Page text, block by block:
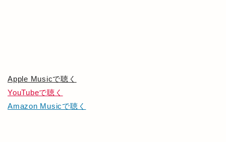
Apple Musicで聴く
YouTubeで聴く
Amazon Musicで聴く